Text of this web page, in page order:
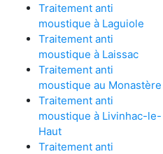
Traitement anti
moustique à Laguiole
Traitement anti
moustique à Laissac
Traitement anti
moustique au Monastère
Traitement anti
moustique à Livinhac-le-
Haut
Traitement anti